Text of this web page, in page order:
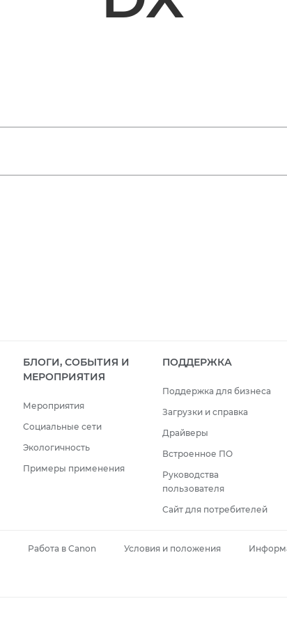
БЛОГИ, СОБЫТИЯ И
МЕРОПРИЯТИЯ
Мероприятия
Социальные сети
Экологичность
Примеры применения
ПОДДЕРЖКА
Поддержка для бизнеса
Загрузки и справка
Драйверы
Встроенное ПО
Руководства
пользователя
Сайт для потребителей
Работа в Canon Условия и положения